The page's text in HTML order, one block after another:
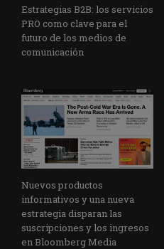
Estrategias B2B: los servicios
PRO como clave para el
futuro de los medios de
comunicación
Nuevos productos
informativos y una nueva
estrategia disparan las
suscripciones y los ingresos
en Bloomberg Media